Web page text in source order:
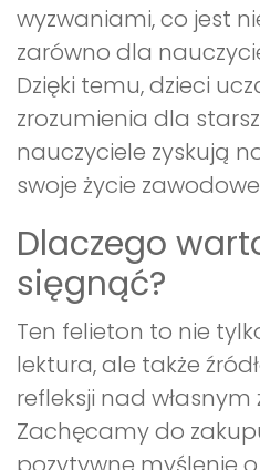
wyzwaniami, co jest
zarówno dla
Dzięki temu, dzieci
zrozumienia dla
nauczyciele zyskują
swoje życie
Dlaczego
sięgnąć?
Ten felieton to nie
lektura, ale także
refleksji nad
Zachęcamy do